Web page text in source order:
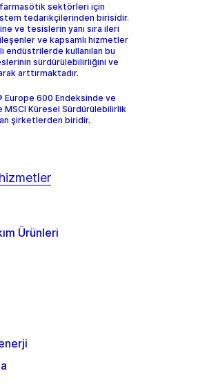
farmasötik sektörleri için
tedarikçilerinden birisidir.
ve tesislerin yanı sıra ileri
ve kapsamlı hizmetler
endüstrilerde kullanılan bu
sürdürülebilirliğini ve
arttırmaktadır.
Europe 600 Endeksinde ve
MSCI Küresel Sürdürülebilirlik
şirketlerden biridir.
Ürünleri